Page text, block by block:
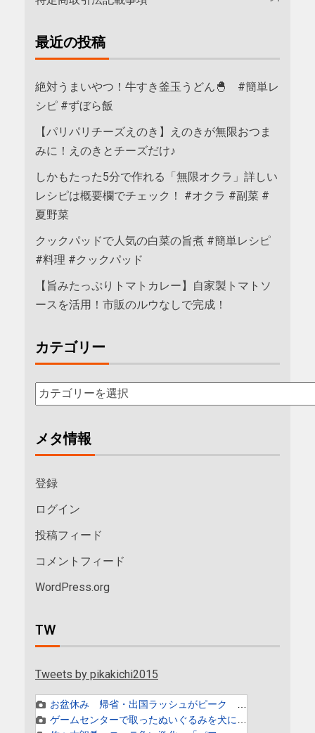
最近の投稿
絶対うまいやつ！牛すき釜玉うどん🐣 #簡単レ
シピ #ずぼら飯
【パリパリチーズえのき】えのきが無限おつま
みに！えのきとチーズだけ♪
しかもたった5分で作れる「無限オクラ」詳しい
レシピは概要欄でチェック！ #オクラ #副菜 #
夏野菜
クックパッドで人気の白菜の旨煮 #簡単レシピ
#料理 #クックパッド
【旨みたっぷりトマトカレー】自家製トマトソ
ースを活用！市販のルウなしで完成！
カテゴリー
メタ情報
登録
ログイン
投稿フィード
コメントフィード
WordPress.org
TW
Tweets by pikakichi2015